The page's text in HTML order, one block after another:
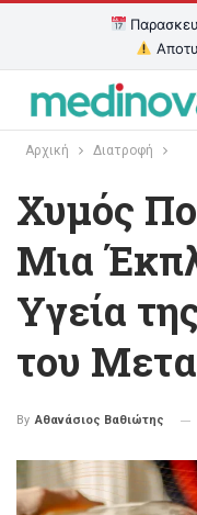
Αρχική Διατροφή
Χυμός
Μια
Υγεία
του
By Αθανάσιος Βαθιώτης